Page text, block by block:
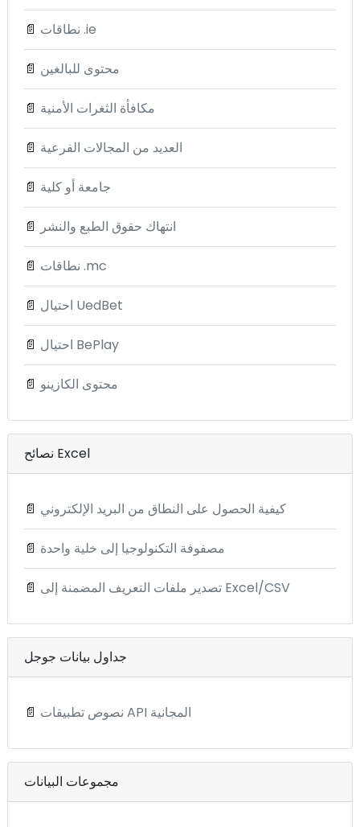
📄 نطاقات .ie
📄 محتوى للبالغين
📄 مكافأة الثغرات الأمنية
📄 العديد من المجالات الفرعية
📄 جامعة أو كلية
📄 انتهاك حقوق الطبع والنشر
📄 نطاقات .mc
📄 احتيال UedBet
📄 احتيال BePlay
📄 محتوى الكازينو
نصائح Excel
📄 كيفية الحصول على النطاق من البريد الإلكتروني
📄 مصفوفة التكنولوجيا إلى خلية واحدة
📄 تصدير ملفات التعريف المضمنة إلى Excel/CSV
جداول بيانات جوجل
📄 نصوص تطبيقات API المجانية
مجموعات البيانات